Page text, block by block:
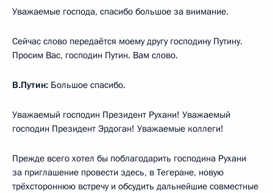
Уважаемые господа, спасибо большое за внимание.
Сейчас слово передаётся моему другу господину Путину.
Просим Вас, господин Путин. Вам слово.
В.Путин: Большое спасибо.
Уважаемый господин Президент Рухани! Уважаемый
господин Президент Эрдоган! Уважаемые коллеги!
Прежде всего хотел бы поблагодарить господина Рухани
за приглашение провести здесь, в Тегеране, новую
трёхстороннюю встречу и обсудить дальнейшие совместные